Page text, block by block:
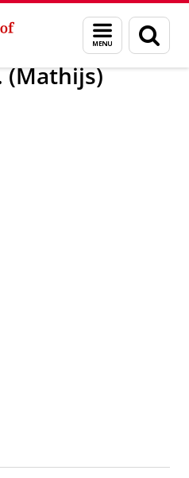
Menu
and
search
page
dr. M.P.J. (Mathijs) Sanders
(Mathijs)